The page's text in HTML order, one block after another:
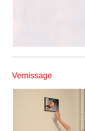
Vernissage